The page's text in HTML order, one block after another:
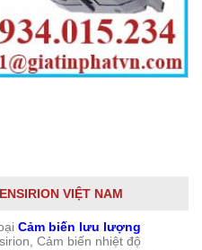
VIỆT NAM
Cảm biến lưu lượng
Cảm biến nhiệt độ